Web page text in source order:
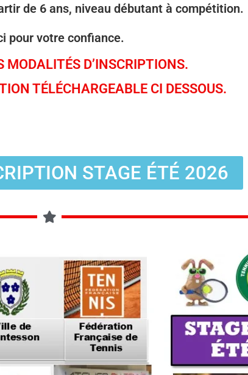
de 6 ans, niveau débutant à compétition.
pour votre confiance.
MODALITÉS D’INSCRIPTIONS.
TÉLÉCHARGEABLE CI DESSOUS.
STAGE ÉTÉ 2026